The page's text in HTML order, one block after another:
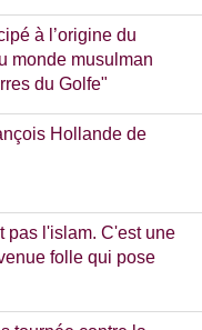
à l’origine du
monde musulman
du Golfe"
Hollande de
pas l'islam. C'est une
folle qui pose